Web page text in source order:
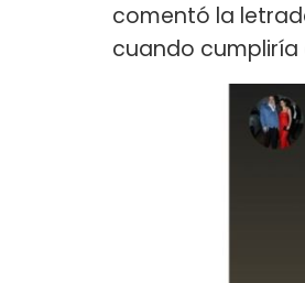
comentó la
cuando cumpliría